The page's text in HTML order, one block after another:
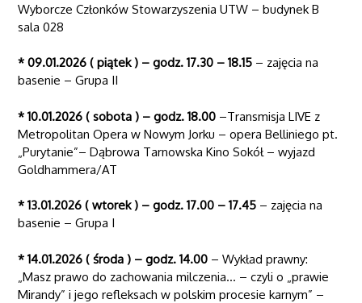
Wyborcze Członków Stowarzyszenia UTW – budynek B
sala 028
* 09.01.2026 ( piątek ) – godz. 17.30 – 18.15 – zajęcia na
basenie – Grupa II
* 10.01.2026 ( sobota ) – godz. 18.00 –Transmisja LIVE z
Metropolitan Opera w Nowym Jorku – opera Belliniego pt.
„Purytanie”– Dąbrowa Tarnowska Kino Sokół – wyjazd
Goldhammera/AT
* 13.01.2026 ( wtorek ) – godz. 17.00 – 17.45 – zajęcia na
basenie – Grupa I
* 14.01.2026 ( środa ) – godz. 14.00 – Wykład prawny:
„Masz prawo do zachowania milczenia… – czyli o „prawie
Mirandy” i jego refleksach w polskim procesie karnym” –